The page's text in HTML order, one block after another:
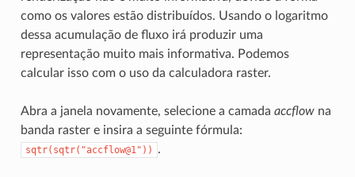
como os valores estão distribuídos. Usando o logaritmo
dessa acumulação de fluxo irá produzir uma
representação muito mais informativa. Podemos
calcular isso com o uso da calculadora raster.
Abra a janela novamente, selecione a camada accflowna
banda raster e insira a seguinte fórmula:
sqtr(sqtr("accflow@1")) .